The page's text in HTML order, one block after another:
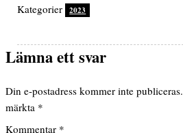
Kategorier 2023
Lämna ett svar
Din e-postadress kommer inte publiceras.
märkta *
Kommentar *